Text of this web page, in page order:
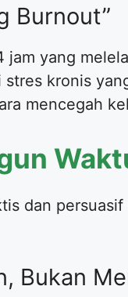
Burnout”
jam yang
kronis
mencegah
dan
Bukan